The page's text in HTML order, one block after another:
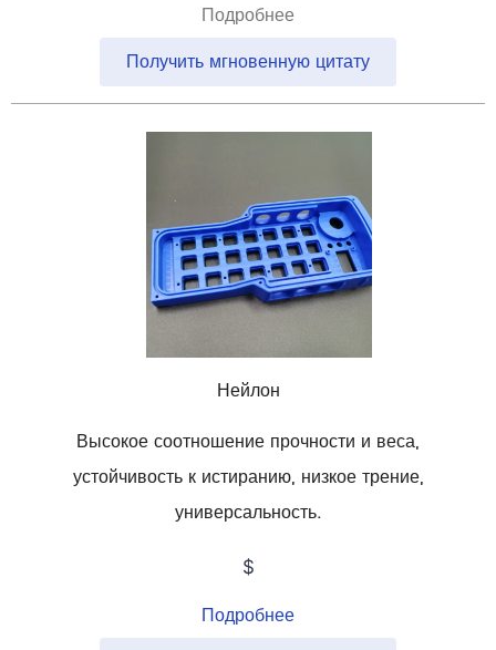
Подробнее
Получить мгновенную цитату
Нейлон
Высокое соотношение прочности и веса,
устойчивость к истиранию, низкое трение,
универсальность.
$
Подробнее